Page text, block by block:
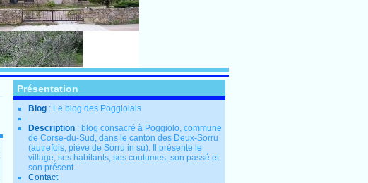
Présentation
Blog : Le blog des Poggiolais
Description : blog consacré à Poggiolo, commune
de Corse-du-Sud, dans le canton des Deux-Sorru
(autrefois, piève de Sorru in sù). Il présente le
village, ses habitants, ses coutumes, son passé et
son présent.
Contact